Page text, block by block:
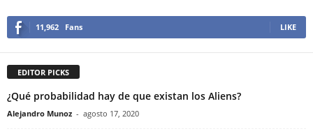
11,962 Fans LIKE
EDITOR PICKS
¿Qué probabilidad hay de que existan los Aliens?
Alejandro Munoz - agosto 17, 2020